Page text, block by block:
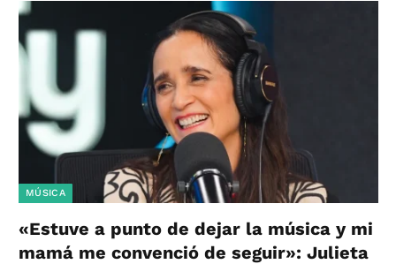
MÚSICA
«Estuve a punto de dejar la música y mi
mamá me convenció de seguir»: Julieta